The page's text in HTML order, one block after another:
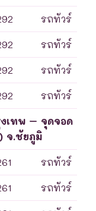
รถทัวร์
รถทัวร์
รถทัวร์
รถทัวร์
เทพ – จุดจอด
จ.ชัยภูมิ
รถทัวร์
รถทัวร์